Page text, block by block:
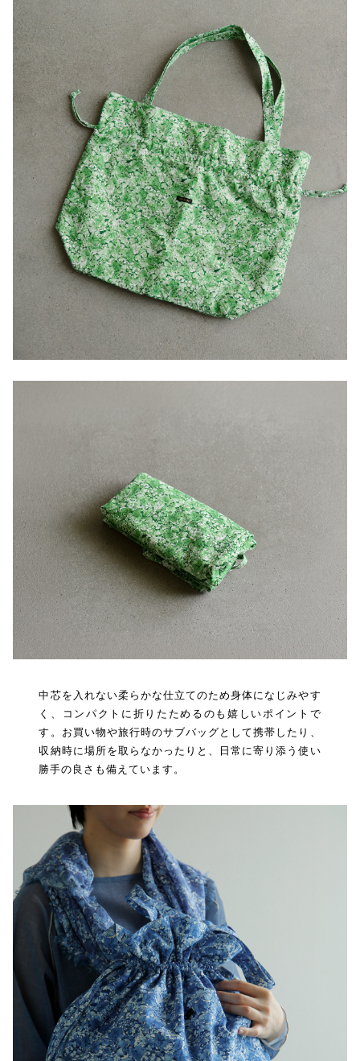
中芯を入れない柔らかな仕立てのため身体になじみやす
く、コンパクトに折りたためるのも嬉しいポイントで
す。お買い物や旅行時のサブバッグとして携帯したり、
収納時に場所を取らなかったりと、日常に寄り添う使い
勝手の良さも備えています。